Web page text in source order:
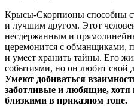
Крысы-Скорпионы способны
и лучшим другом. Этот
несдержанным и
церемонится с обманщиками,
и умеет хранить тайны. Его
событиями, но он любит
Умеют добиваться
заботливые и любящие, хотя
близкими в приказном тоне.